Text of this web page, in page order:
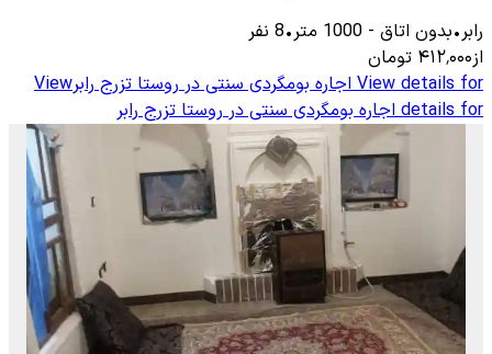
رابر•بدون اتاق -
1000 متر•
8 نفر
از۴۱۲٬۰۰۰ تومان
View details for اجاره بومگردی سنتی در روستا تزرج رابرView
details for اجاره بومگردی سنتی در روستا تزرج رابر